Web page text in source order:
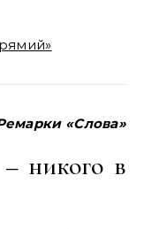
«Слова»
никого в